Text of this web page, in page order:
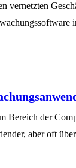
der
aber oft